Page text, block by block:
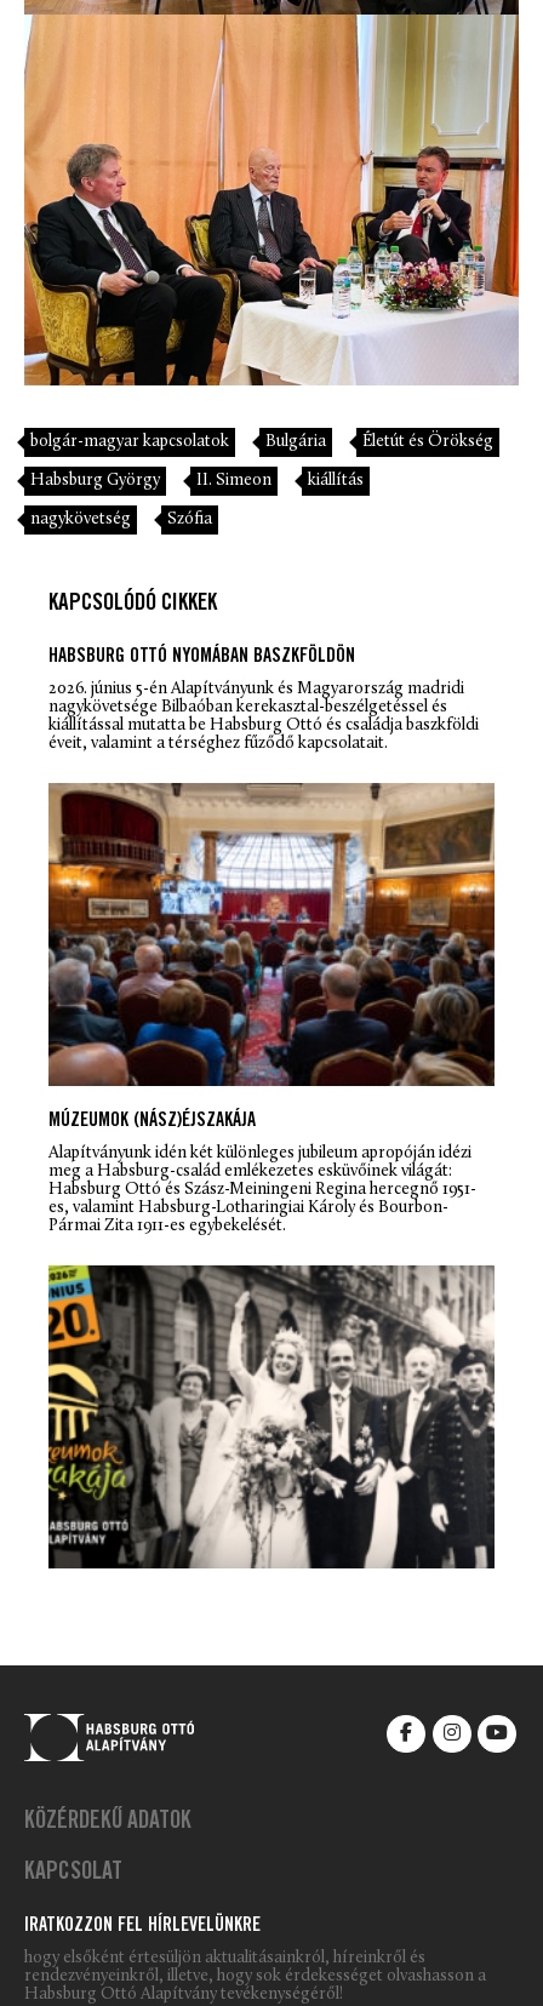
bolgár-magyar kapcsolatok Bulgária Életút és Örökség
Habsburg György II. Simeon kiállítás
nagykövetség Szófia
KAPCSOLÓDÓ CIKKEK
HABSBURG OTTÓ NYOMÁBAN BASZKFÖLDÖN
2026. június 5-én Alapítványunk és Magyarország madridi
nagykövetsége Bilbaóban kerekasztal-beszélgetéssel és
kiállítással mutatta be Habsburg Ottó és családja baszkföldi
éveit, valamint a térséghez fűződő kapcsolatait.
MÚZEUMOK (NÁSZ)ÉJSZAKÁJA
Alapítványunk idén két különleges jubileum apropóján idézi
meg a Habsburg-család emlékezetes esküvőinek világát:
Habsburg Ottó és Szász-Meiningeni Regina hercegnő 1951-
es, valamint Habsburg-Lotharingiai Károly és Bourbon-
Pármai Zita 1911-es egybekelését.
KÖZÉRDEKŰ ADATOK
KAPCSOLAT
IRATKOZZON FEL HÍRLEVELÜNKRE
hogy elsőként értesüljön aktualitásainkról, híreinkről és
rendezvényeinkről, illetve, hogy sok érdekességet olvashasson a
Habsburg Ottó Alapítvány tevékenységéről!